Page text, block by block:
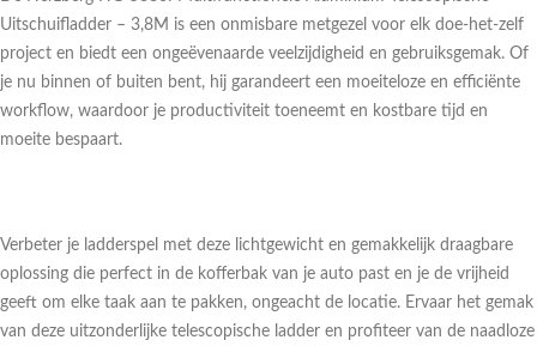
Uitschuifladder – 3,8M is een onmisbare metgezel voor elk doe-het-zelf
project en biedt een ongeëvenaarde veelzijdigheid en gebruiksgemak. Of
je nu binnen of buiten bent, hij garandeert een moeiteloze en efficiënte
workflow, waardoor je productiviteit toeneemt en kostbare tijd en
moeite bespaart.
Verbeter je ladderspel met deze lichtgewicht en gemakkelijk draagbare
oplossing die perfect in de kofferbak van je auto past en je de vrijheid
geeft om elke taak aan te pakken, ongeacht de locatie. Ervaar het gemak
van deze uitzonderlijke telescopische ladder en profiteer van de naadloze